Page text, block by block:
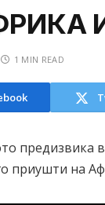
1 MIN READ
предизвика
приушти на